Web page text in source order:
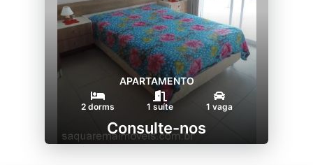
APARTAMENTO
2 dorms 1 suíte 1 vaga
Consulte-nos